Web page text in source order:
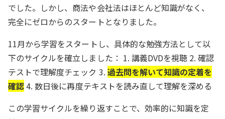
でした。しかし、商法や会社法はほとんど知識がなく、
完全にゼロからのスタートとなりました。
11月から学習をスタートし、具体的な勉強方法として以
下のサイクルを確立しました： 1. 講義DVDを視聴 2. 確認
テストで理解度チェック 3. 過去問を解いて知識の定着を
確認4. 数日後に再度テキストを読み直して理解を深める
この学習サイクルを繰り返すことで、効率的に知識を定